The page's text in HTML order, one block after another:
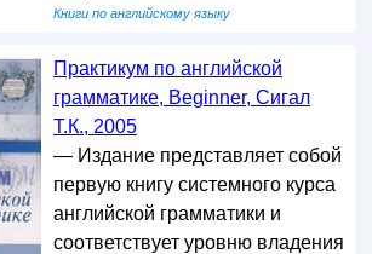
Книги по английскому языку
Практикум по английской
грамматике, Beginner, Сигал
Т.К., 2005
— Издание представляет собой
первую книгу системного курса
английской грамматики и
соответствует уровню владения